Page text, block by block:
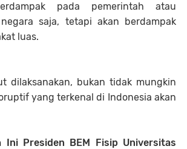
pada pemerintah atau
saja, tetapi akan berdampak
luas.
dilaksanakan, bukan tidak mungkin
yang terkenal di Indonesia akan
Ini Presiden BEM Fisip Universitas